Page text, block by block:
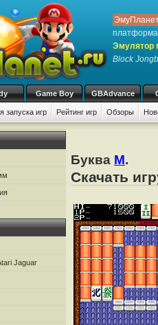
Эмулятор
Block
Game Boy GBAdvance
запуска игр Рейтинг игр Обзоры
Jaguar
Буква M.
Скачать